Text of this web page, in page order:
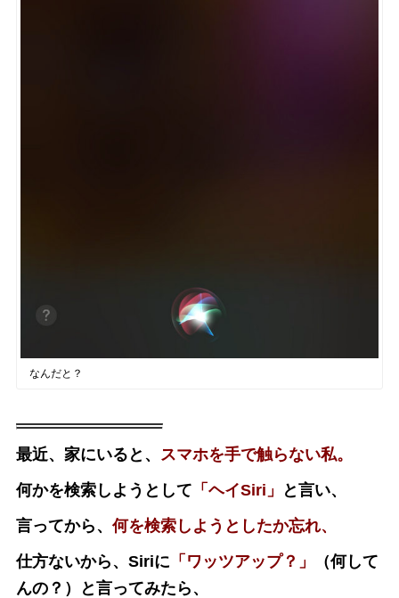
なんだと？
最近、家にいると、 スマホを手で触らない私。
何かを検索しようとして 「ヘイSiri」
と言い、
言ってから、 何を検索しようとしたか忘れ、
仕方ないから、Siriに 「ワッツアップ？」
（何して
んの？）と言ってみたら、